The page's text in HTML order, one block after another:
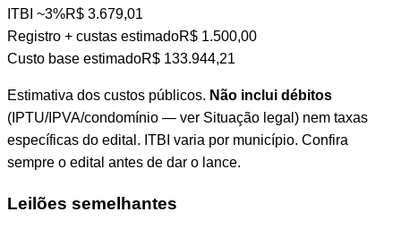
ITBI ~3%R$ 3.679,01
Registro + custas estimadoR$ 1.500,00
Custo base estimadoR$ 133.944,21
Estimativa dos custos públicos. Não inclui débitos
(IPTU/IPVA/condomínio — ver Situação legal) nem taxas
específicas do edital. ITBI varia por município. Confira
sempre o edital antes de dar o lance.
Leilões semelhantes